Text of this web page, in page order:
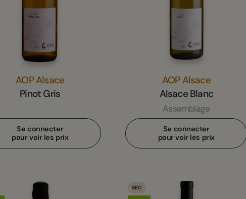
AOP Alsace
Pinot Gris
Se connecter
pour voir les prix
AOP Alsace
Alsace Blanc
Assemblage
Se connecter
pour voir les prix
SEC